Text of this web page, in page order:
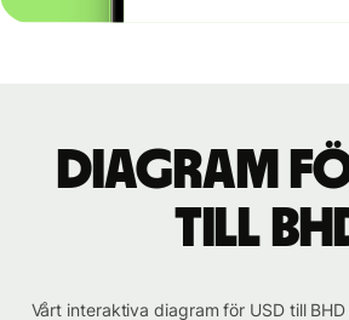
Diagram
till
Vårt interaktiva diagram för USD till